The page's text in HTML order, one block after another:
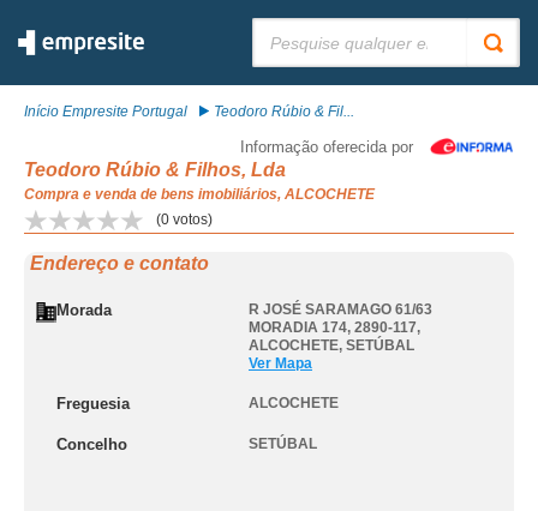
Início Empresite Portugal Teodoro Rúbio & Fil...
Informação oferecida por
Teodoro Rúbio & Filhos, Lda
Compra e venda de bens imobiliários, ALCOCHETE
(0 votos)
Endereço e contato
Morada
R JOSÉ SARAMAGO 61/63
MORADIA 174, 2890-117,
ALCOCHETE, SETÚBAL
Ver Mapa
Freguesia ALCOCHETE
Concelho SETÚBAL